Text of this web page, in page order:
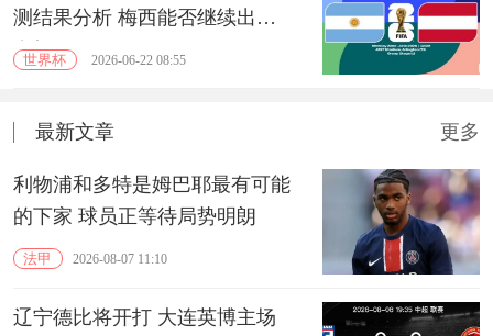
测结果分析 梅西能否继续出色
发挥？
世界杯 2026-06-22 08:55
最新文章 更多
利物浦和多特是姆巴耶最有可能
的下家 球员正等待局势明朗
法甲 2026-08-07 11:10
辽宁德比将开打 大连英博主场